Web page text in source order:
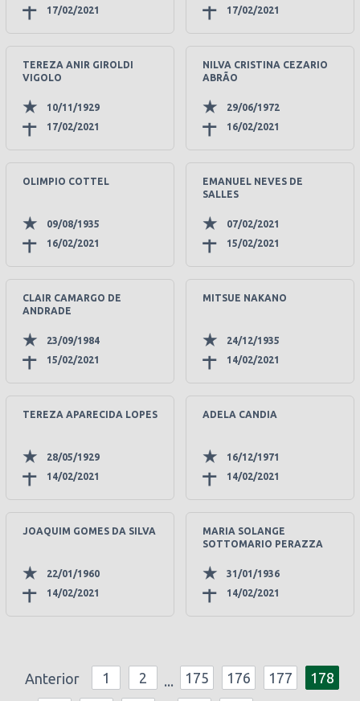
17/02/2021
17/02/2021
TEREZA ANIR GIROLDI
VIGOLO
10/11/1929
17/02/2021
NILVA CRISTINA CEZARIO
ABRÃO
29/06/1972
16/02/2021
OLIMPIO COTTEL
09/08/1935
16/02/2021
EMANUEL NEVES DE
SALLES
07/02/2021
15/02/2021
CLAIR CAMARGO DE
ANDRADE
23/09/1984
15/02/2021
MITSUE NAKANO
24/12/1935
14/02/2021
TEREZA APARECIDA LOPES
28/05/1929
14/02/2021
ADELA CANDIA
16/12/1971
14/02/2021
JOAQUIM GOMES DA SILVA
22/01/1960
14/02/2021
MARIA SOLANGE
SOTTOMARIO PERAZZA
31/01/1936
14/02/2021
Anterior 1 2 ... 175 176 177
178